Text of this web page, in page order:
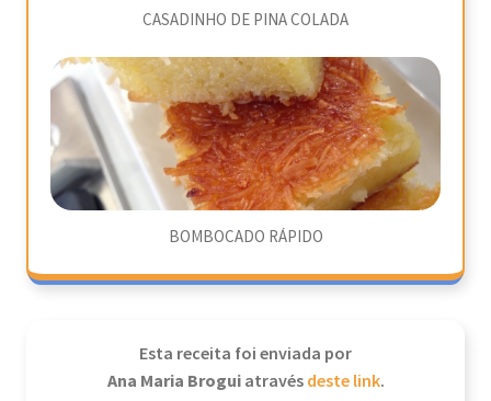
CASADINHO DE PINA COLADA
BOMBOCADO RÁPIDO
Esta receita foi enviada por
Ana Maria Broguiatravésdeste link.